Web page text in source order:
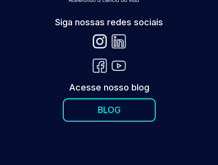
Siga nossas redes sociais
Acesse nosso blog
BLOG